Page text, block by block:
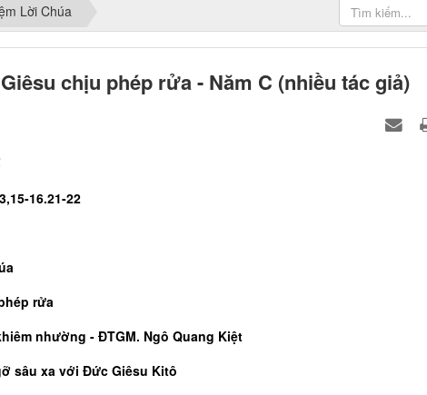
Lời Chúa
chịu phép rửa - Năm C (nhiều tác giả)
16.21-22
rửa
nhường - ĐTGM. Ngô Quang Kiệt
sâu xa với Đức Giêsu Kitô